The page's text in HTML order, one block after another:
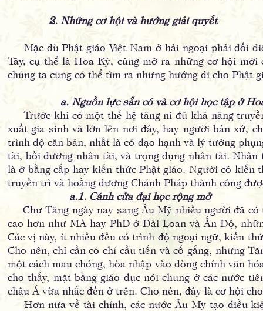
2. Những cơ hội và hướng giải quyết
Mặc dù Phật giáo Việt Nam ở hải ngoại phải đối
Tây, cụ thể là Hoa Kỳ, cũng mở ra những cơ hội
chúng ta cũng có thể tìm ra những hướng đi cho Phật
a. Nguồn lực sẵn có và cơ hội học tập ở
Trước khi có một thế hệ tăng ni đủ khả năng
xuất gia sinh và lớn lên nơi đây, hay người bản xứ,
trình độ căn bản, nhất là có đạo hạnh và lý tưởng
tài, bồi dưỡng nhân tài, và trọng dụng nhân tài.
là ở bằng cấp hay kiến thức Phật giáo. Người có kiến
truyền trì và hoằng dương Chánh Pháp thành công
a.1. Cánh cửa đại học rộng mở
Chư Tăng ngày nay sang Âu Mỹ nhiều người đã có
cao hơn như MA hay PhD ở Đài Loan và Ấn Độ,
Các vị này, ít nhiều đều có trình độ ngoại ngữ, kiến
Cho nên, chỉ cần có chí cầu tiến và cố gắng, những
một cách mau chóng, hòa nhập vào dòng chính văn
cho thấy, mặt bằng giáo dục nói chung ở các nước
châu Á vừa nhắc đến ở trên. Cho nên, đây là cơ hội
Hơn nữa về tài chính, các nước Âu Mỹ tạo điều